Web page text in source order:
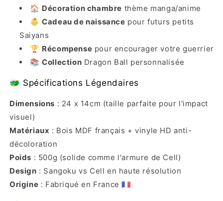
🏠 Décoration chambre thème manga/anime
👶Cadeau de naissance pour futurs petits
Saiyans
🏆 Récompense pour encourager votre guerrier
📚Collection Dragon Ball personnalisée
🐲 Spécifications Légendaires
Dimensions : 24 x 14cm (taille parfaite pour l'impact
visuel)
Matériaux : Bois MDF français + vinyle HD anti-
décoloration
Poids : 500g (solide comme l'armure de Cell)
Design : Sangoku vs Cell en haute résolution
Origine : Fabriqué en France 🇫🇷